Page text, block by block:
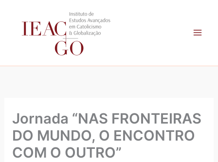
Jornada “NAS FRONTEIRAS
DO MUNDO, O ENCONTRO
COM O OUTRO”